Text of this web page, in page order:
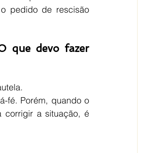
pedido de rescisão
que devo fazer
fé. Porém, quando o
corrigir a situação, é